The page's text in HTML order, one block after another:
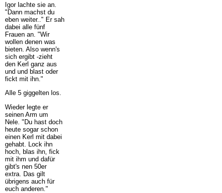
Igor lachte sie an.
"Dann machst du
eben weiter.." Er sah
dabei alle fünf
Frauen an. "Wir
wollen denen was
bieten. Also wenn's
sich ergibt -zieht
den Kerl ganz aus
und und blast oder
fickt mit ihn."
Alle 5 giggelten los.
Wieder legte er
seinen Arm um
Nele. "Du hast doch
heute sogar schon
einen Kerl mit dabei
gehabt. Lock ihn
hoch, blas ihn, fick
mit ihm und dafür
gibt's nen 50er
extra. Das gilt
übrigens auch für
euch anderen."